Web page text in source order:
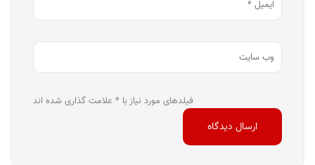
فیلدهای مورد نیاز با * علامت گذاری شده اند